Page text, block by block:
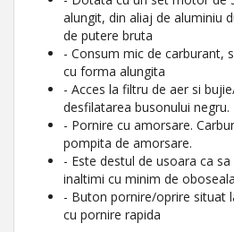
alungit, din aliaj de aluminiu
de putere bruta
- Consum mic de carburant,
cu forma alungita
- Acces la filtru de aer si
desfilatarea busonului negru.
- Pornire cu amorsare.
pompita de amorsare.
- Este destul de usoara ca
inaltimi cu minim de oboseala
- Buton pornire/oprire situat
cu pornire rapida